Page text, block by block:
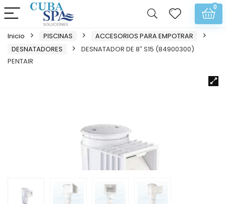
0
Inicio PISCINAS
ACCESORIOS PARA EMPOTRAR
DESNATADORES
DESNATADOR DE 8″ S15 (84900300)
PENTAIR